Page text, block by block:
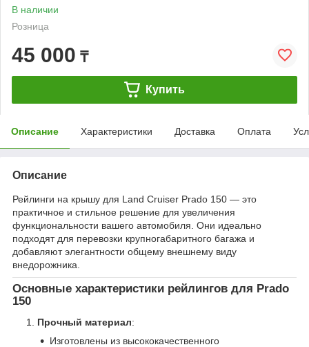
В наличии
Розница
45 000 ₸
Купить
Описание Характеристики Доставка Оплата
Описание
Рейлинги на крышу для Land Cruiser Prado 150 — это
практичное и стильное решение для увеличения
функциональности вашего автомобиля. Они идеально
подходят для перевозки крупногабаритного багажа и
добавляют элегантности общему внешнему виду
внедорожника.
Основные характеристики рейлингов для Prado
150
Прочный материал:
Изготовлены из высококачественного